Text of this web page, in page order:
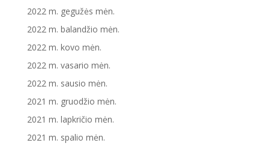
2022 m. gegužės mėn.
2022 m. balandžio mėn.
2022 m. kovo mėn.
2022 m. vasario mėn.
2022 m. sausio mėn.
2021 m. gruodžio mėn.
2021 m. lapkričio mėn.
2021 m. spalio mėn.